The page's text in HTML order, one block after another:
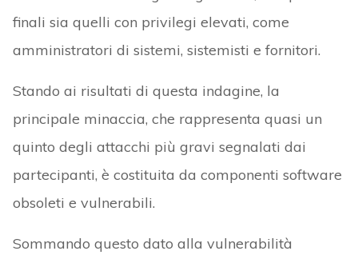
finali sia quelli con privilegi elevati, come
amministratori di sistemi, sistemisti e fornitori.
Stando ai risultati di questa indagine, la
principale minaccia, che rappresenta quasi un
quinto degli attacchi più gravi segnalati dai
partecipanti, è costituita da componenti software
obsoleti e vulnerabili.
Sommando questo dato alla vulnerabilità